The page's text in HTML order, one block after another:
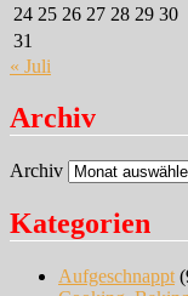
24 25 26 27 28 29 30
31
« Juli
Archiv
Archiv
Kategorien
Aufgeschnappt